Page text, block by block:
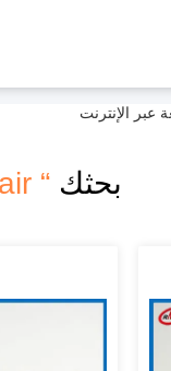
بحثك “ Atm Parts Repair ”